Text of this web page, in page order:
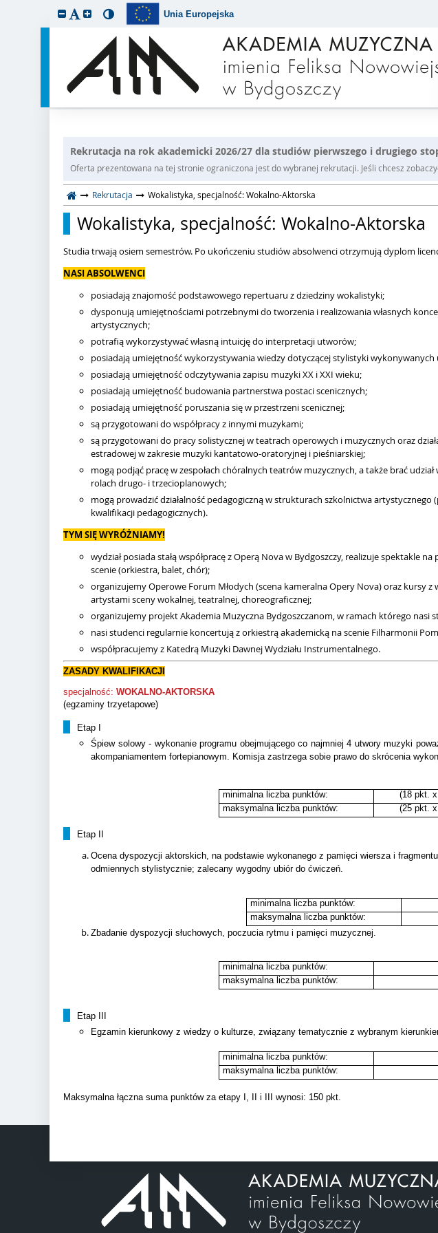
Unia Europejska
Rekrutacja na rok akademicki 2026/27 dla studiów pierwszego i drugiego
Oferta prezentowana na tej stronie ograniczona jest do wybranej rekrutacji. Jeśli chcesz
Rekrutacja Wokalistyka, specjalność: Wokalno-Aktorska
Wokalistyka, specjalność: Wokalno-Aktorska
Studia trwają osiem semestrów. Po ukończeniu studiów absolwenci otrzymują dyplom
NASI ABSOLWENCI
posiadają znajomość podstawowego repertuaru z dziedziny wokalistyki;
dysponują umiejętnościami potrzebnymi do tworzenia i realizowania własnych
artystycznych;
potrafią wykorzystywać własną intuicję do interpretacji utworów;
posiadają umiejętność wykorzystywania wiedzy dotyczącej stylistyki
posiadają umiejętność odczytywania zapisu muzyki XX i XXI wieku;
posiadają umiejętność budowania partnerstwa postaci scenicznych;
posiadają umiejętność poruszania się w przestrzeni scenicznej;
są przygotowani do współpracy z innymi muzykami;
są przygotowani do pracy solistycznej w teatrach operowych i muzycznych oraz
estradowej w zakresie muzyki kantatowo-oratoryjnej i pieśniarskiej;
mogą podjąć pracę w zespołach chóralnych teatrów muzycznych, a także brać
rolach drugo- i trzecioplanowych;
mogą prowadzić działalność pedagogiczną w strukturach szkolnictwa artystycznego
kwalifikacji pedagogicznych).
TYM SIĘ WYRÓŻNIAMY!
wydział posiada stałą współpracę z Operą Nova w Bydgoszczy, realizuje spektakle
scenie (orkiestra, balet, chór);
organizujemy Operowe Forum Młodych (scena kameralna Opery Nova) oraz kursy
artystami sceny wokalnej, teatralnej, choreograficznej;
organizujemy projekt Akademia Muzyczna Bydgoszczanom, w ramach którego nasi
nasi studenci regularnie koncertują z orkiestrą akademicką na scenie Filharmonii
współpracujemy z Katedrą Muzyki Dawnej Wydziału Instrumentalnego.
ZASADY KWALIFIKACJI
specjalność: WOKALNO-AKTORSKA
(egzaminy trzyetapowe)
Etap I
Śpiew solowy - wykonanie programu obejmującego co najmniej 4 utwory muzyki
akompaniamentem fortepianowym. Komisja zastrzega sobie prawo do skrócenia
minimalna liczba punktów: (18 pkt.
maksymalna liczba punktów:
(25 pkt.
Etap II
Ocena dyspozycji aktorskich, na podstawie wykonanego z pamięci wiersza i
odmiennych stylistycznie; zalecany wygodny ubiór do ćwiczeń.
minimalna liczba punktów:
maksymalna liczba punktów:
Zbadanie dyspozycji słuchowych, poczucia rytmu i pamięci muzycznej.
minimalna liczba punktów:
maksymalna liczba punktów:
Etap III
Egzamin kierunkowy z wiedzy o kulturze, związany tematycznie z wybranym
minimalna liczba punktów:
maksymalna liczba punktów:
Maksymalna łączna suma punktów za etapy I, II i III wynosi: 150 pkt.